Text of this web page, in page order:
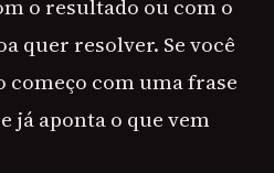
o resultado ou com o
quer resolver. Se você
começo com uma frase
já aponta o que vem